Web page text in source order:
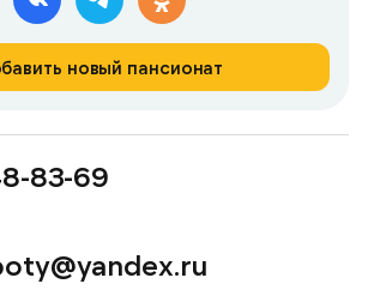
новый пансионат
83-69